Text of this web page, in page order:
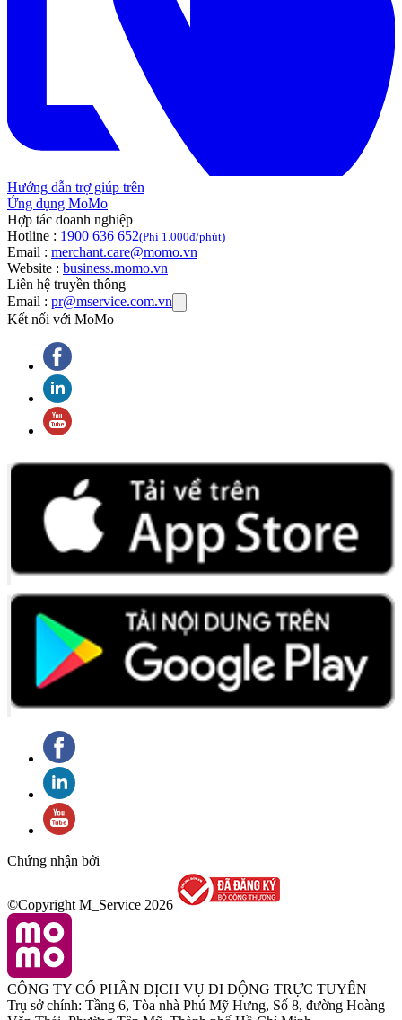
Hướng dẫn trợ giúp trên
Ứng dụng MoMo
Hợp tác doanh nghiệp
Hotline : 1900 636 652(Phí 1.000đ/phút)
Email : merchant.care@momo.vn
Website : business.momo.vn
Liên hệ truyền thông
Email : pr@mservice.com.vn
Kết nối với MoMo
Chứng nhận bởi
©Copyright M_Service 2026
CÔNG TY CỔ PHẦN DỊCH VỤ DI ĐỘNG TRỰC TUYẾN
Trụ sở chính: Tầng 6, Tòa nhà Phú Mỹ Hưng, Số 8, đường Hoàng